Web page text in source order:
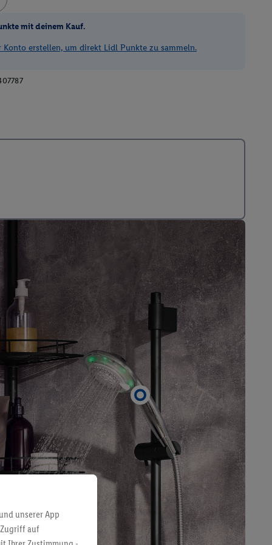
mit deinem Kauf.
Konto erstellen, um direkt Lidl Punkte zu sammeln.
unserer App
auf